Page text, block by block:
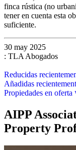
finca rústica (no
tener en cuenta esta
suficiente.
30 may 2025
: TLA Abogados
Reducidas
Añadidas
Propiedades en oferta
AIPP
Property